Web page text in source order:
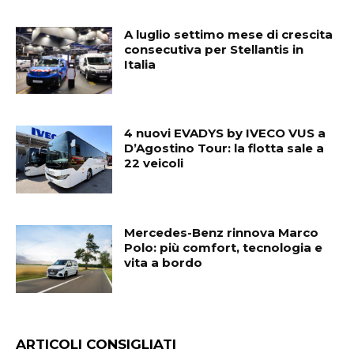
A luglio settimo mese di crescita
consecutiva per Stellantis in
Italia
4 nuovi EVADYS by IVECO VUS a
D’Agostino Tour: la flotta sale a
22 veicoli
Mercedes-Benz rinnova Marco
Polo: più comfort, tecnologia e
vita a bordo
ARTICOLI CONSIGLIATI